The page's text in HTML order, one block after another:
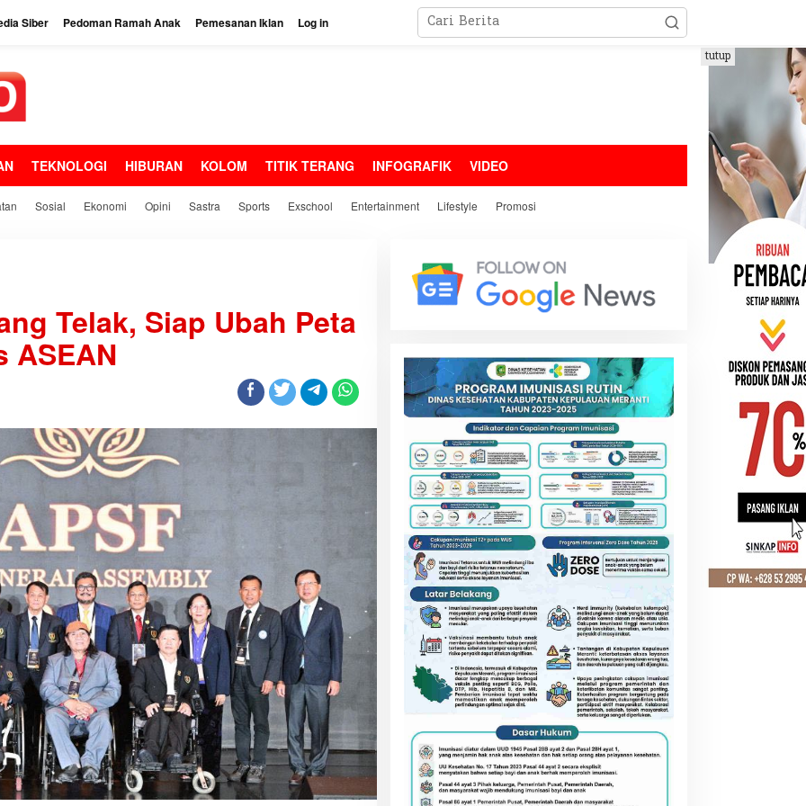
Siber Pedoman Ramah Anak Pemesanan Iklan Log in
TEKNOLOGI HIBURAN KOLOM TITIK TERANG INFOGRAFIK VIDEO
Sosial Ekonomi Opini Sastra Sports Exschool Entertainment Lifestyle Promosi
tutup
Telak, Siap Ubah Peta
ASEAN